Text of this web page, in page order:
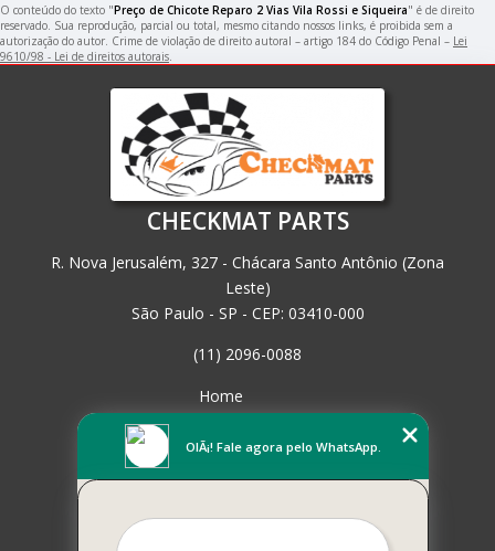
O conteúdo do texto "Preço de Chicote Reparo 2 Vias Vila Rossi e Siqueira" é de direito
reservado. Sua reprodução, parcial ou total, mesmo citando nossos links, é proibida sem a
autorização do autor. Crime de violação de direito autoral – artigo 184 do Código Penal – Lei
9610/98 - Lei de direitos autorais.
CHECKMAT PARTS
R. Nova Jerusalém, 327 - Chácara Santo Antônio (Zona
Leste)
São Paulo - SP - CEP: 03410-000
(11) 2096-0088
Home
Missão
Mapa do site
OlÃ¡! Fale agora pelo WhatsApp.